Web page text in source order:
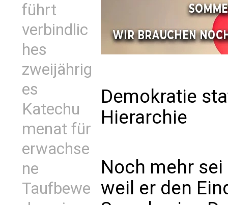
führt
verbindlic
hes
zweijährig
es
Katechu
menat für
erwachse
ne
Taufbewe
Demokratie
Hierarchie
Noch mehr
weil er den